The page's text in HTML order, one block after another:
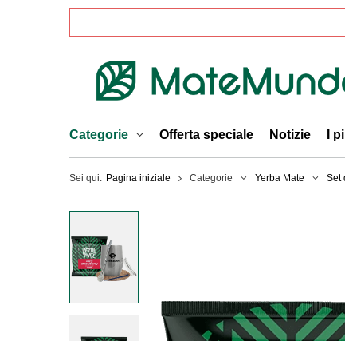
Categorie Offerta speciale Notizie I
Sei qui: Pagina iniziale Categorie Yerba Mate Set